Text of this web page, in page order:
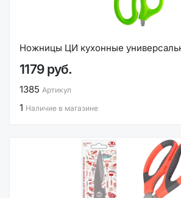
Ножницы ЦИ кухонные
1179 руб.
1385 Артикул
1 Наличие в магазине